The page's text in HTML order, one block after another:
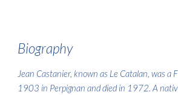
Biography
Jean Castanier, known as Le Catalan, was a
1903 in Perpignan and died in 1972. A